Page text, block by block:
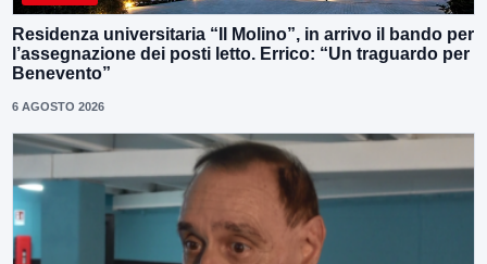
Residenza universitaria “Il Molino”, in arrivo il bando per
l’assegnazione dei posti letto. Errico: “Un traguardo per
Benevento”
6 AGOSTO 2026